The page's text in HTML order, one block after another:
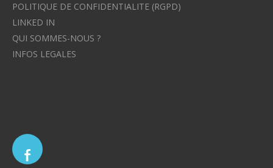
POLITIQUE DE CONFIDENTIALITE (RGPD)
LINKED IN
QUI SOMMES-NOUS ?
INFOS LEGALES